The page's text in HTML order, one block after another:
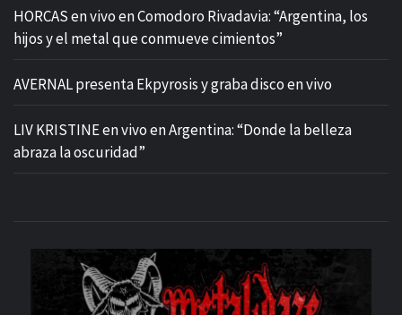
HORCAS en vivo en Comodoro Rivadavia: “Argentina, los
hijos y el metal que conmueve cimientos”
AVERNAL presenta Ekpyrosis y graba disco en vivo
LIV KRISTINE en vivo en Argentina: “Donde la belleza
abraza la oscuridad”